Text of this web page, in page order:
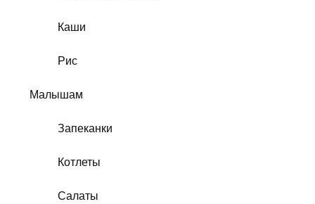
Каши
Рис
Малышам
Запеканки
Котлеты
Салаты